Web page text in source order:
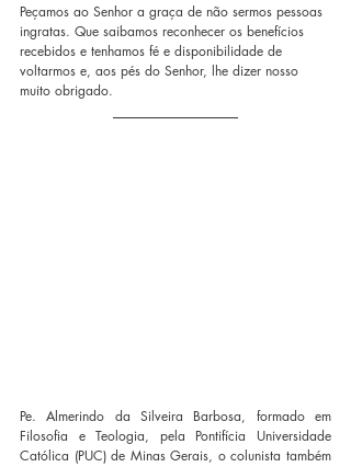
Peçamos ao Senhor a graça de não sermos pessoas
ingratas. Que saibamos reconhecer os benefícios
recebidos e tenhamos fé e disponibilidade de
voltarmos e, aos pés do Senhor, lhe dizer nosso
muito obrigado.
Pe. Almerindo da Silveira Barbosa, formado em
Filosofia e Teologia, pela Pontifícia Universidade
Católica (PUC) de Minas Gerais, o colunista também